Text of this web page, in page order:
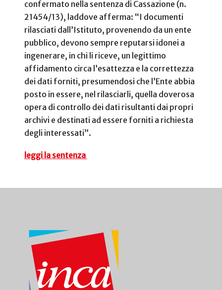
confermato nella sentenza di Cassazione (n.
21454/13), laddove afferma: “I documenti
rilasciati dall’Istituto, provenendo da un ente
pubblico, devono sempre reputarsi idonei a
ingenerare, in chi li riceve, un legittimo
affidamento circa l’esattezza e la correttezza
dei dati forniti, presumendosi che l’Ente abbia
posto in essere, nel rilasciarli, quella doverosa
opera di controllo dei dati risultanti dai propri
archivi e destinati ad essere forniti a richiesta
degli interessati”.
leggi la sentenza